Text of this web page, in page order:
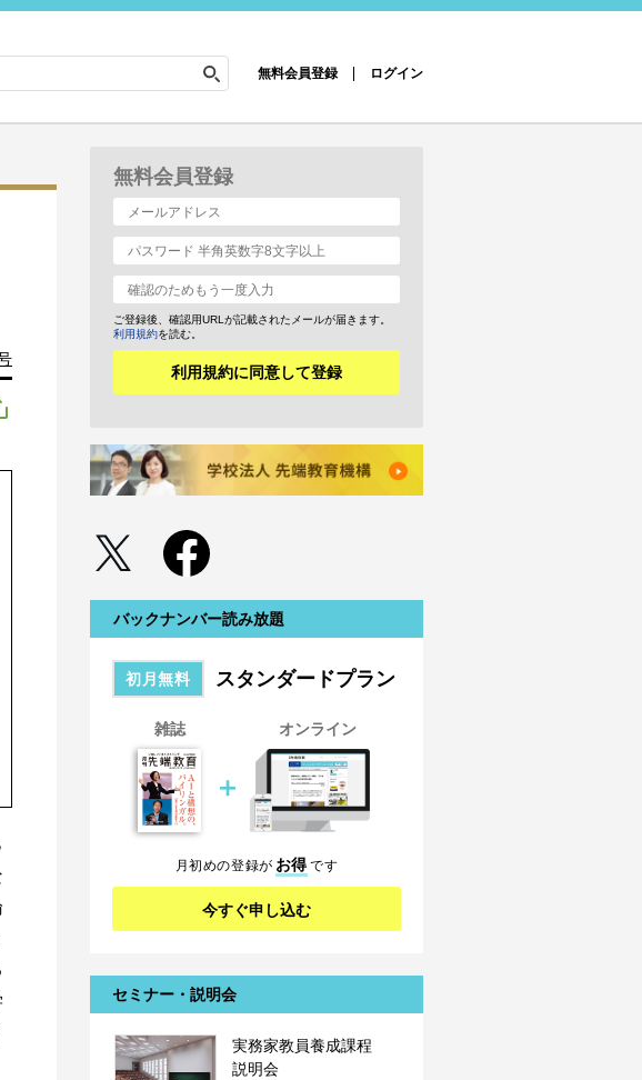
無料会員登録 ログイン
無料会員登録
ご登録後、確認用URLが記載されたメールが届きます。
利用規約を読む。
利用規約に同意して登録
バックナンバー読み放題
初月無料 スタンダードプラン
雑誌
＋
オンライン
月初めの登録が お得です
今すぐ申し込む
セミナー・説明会
実務家教員養成課程
説明会